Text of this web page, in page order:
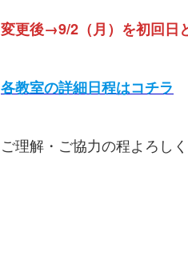
変更後→9/2（月）を初回
各教室の詳細日程はコチラ
ご理解・ご協力の程よろし